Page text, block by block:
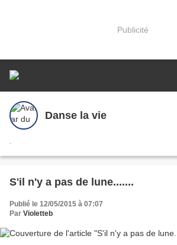
Publicité
Danse la vie
.
S'il n'y a pas de lune.......
Publié le 12/05/2015 à 07:07
Par Violetteb